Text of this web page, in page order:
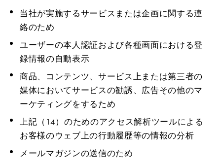
当社が実施するサービスまたは企画に関する連
絡のため
ユーザーの本人認証および各種画面における登
録情報の自動表示
商品、コンテンツ、サービス上または第三者の
媒体においてサービスの勧誘、広告その他のマ
ーケティングをするため
上記（14）のためのアクセス解析ツールによる
お客様のウェブ上の行動履歴等の情報の分析
メールマガジンの送信のため